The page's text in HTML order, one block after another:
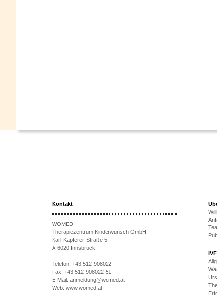
Kontakt
WOMED -
Therapiezentrum Kinderwunsch GmbH
Karl-Kapferer-Straße 5
A-6020 Innsbruck
Telefon: +43 512-908022
Fax: +43 512-908022-51
E-Mail: anmeldung@womed.at
Web: www.womed.at
IVF